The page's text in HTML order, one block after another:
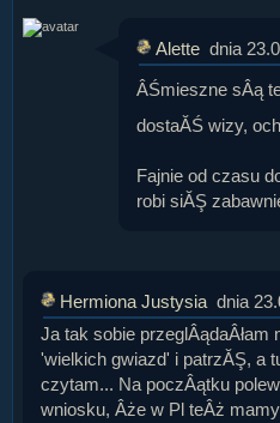
Alette dnia
ÂŚmieszne sÂą
dostaĂŚ wizy,
Fajnie od czasu
robi siĂŞ
Hermiona Justysia dnia
Ja tak sobie
'wielkich gwiazd' i patrzĂŞ, a
czytam... Na poczÂątku polew
wniosku, Âże w Pl teÂż